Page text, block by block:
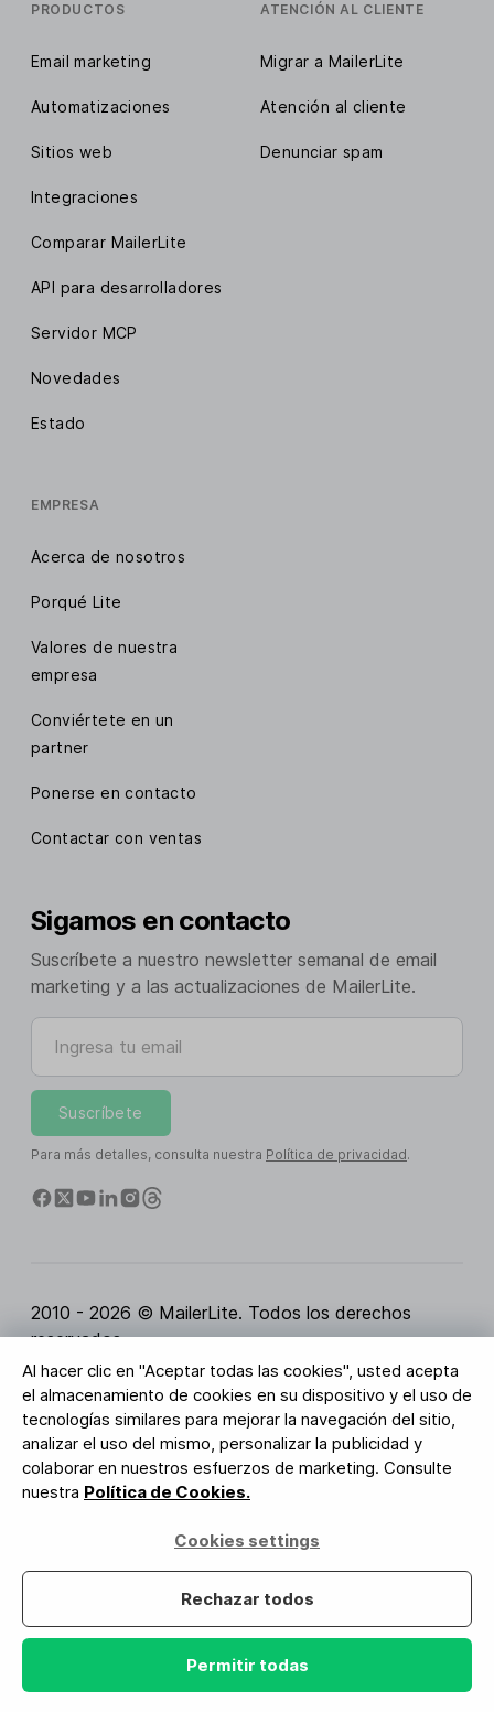
Al hacer clic en "Aceptar todas las cookies", usted acepta
el almacenamiento de cookies en su dispositivo y el uso de
tecnologías similares para mejorar la navegación del sitio,
analizar el uso del mismo, personalizar la publicidad y
colaborar en nuestros esfuerzos de marketing. Consulte
nuestra Política de Cookies.
Cookies settings
Rechazar todos
Permitir todas
PRODUCTOS
Email marketing
Automatizaciones
Sitios web
Integraciones
Comparar MailerLite
API para desarrolladores
Servidor MCP
Novedades
Estado
ATENCIÓN AL CLIENTE
Migrar a MailerLite
Atención al cliente
Denunciar spam
EMPRESA
Acerca de nosotros
Porqué Lite
Valores de nuestra
empresa
Conviértete en un
partner
Ponerse en contacto
Contactar con ventas
Sigamos en contacto
Suscríbete a nuestro newsletter semanal de email
marketing y a las actualizaciones de MailerLite.
Ingresa tu email
Suscríbete
Para más detalles, consulta nuestra Política de privacidad.
2010 - 2026 © MailerLite. Todos los derechos
reservados.
Condiciones del servicio
Política de privacidad
Página de Confianza
Configuración de cookies
Activos de marca
BUREAU VERITAS
Certificación ISO 27001
Conformidad con el RGPD